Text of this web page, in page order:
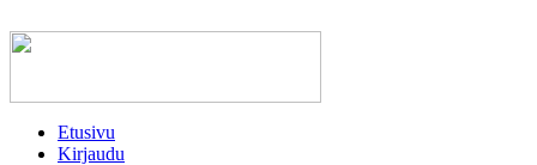
Etusivu
Kirjaudu